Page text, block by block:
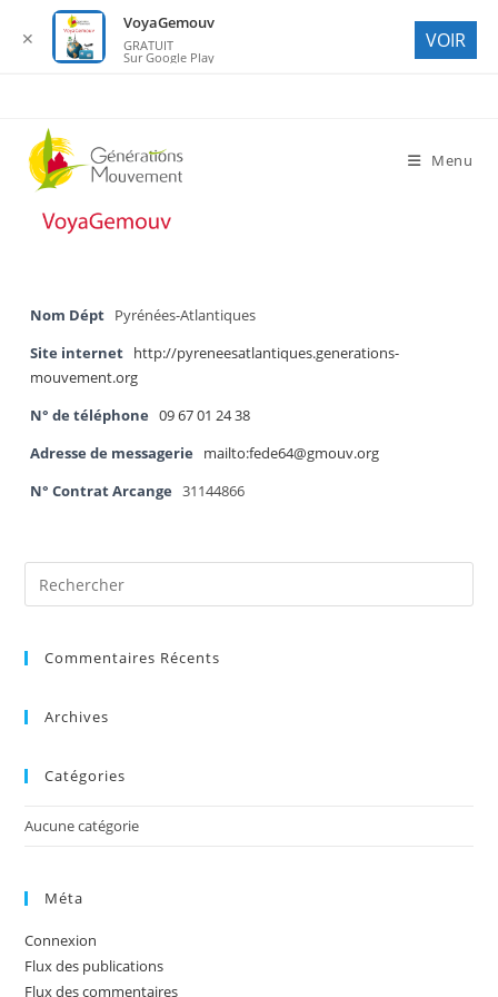
content
Menu
Nom Dépt Pyrénées-Atlantiques
Site internet http://pyreneesatlantiques.generations-
mouvement.org
N° de téléphone
09 67 01 24 38
Adresse de messagerie
mailto:fede64@gmouv.org
N° Contrat Arcange
31144866
Commentaires Récents
Archives
Catégories
Aucune catégorie
Méta
Connexion
Flux des publications
Flux des commentaires
✕
VoyaGemouv
GRATUIT
Sur Google Play
VOIR